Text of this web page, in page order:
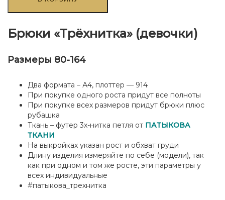
Брюки
(девочки)
Брюки «Трёхнитка» (девочки)
Размеры 80-164
Два формата – А4, плоттер — 914
При покупке одного роста придут все полноты
При покупке всех размеров придут брюки плюс
рубашка
Ткань – футер 3х-нитка петля от ПАТЫКОВА
ТКАНИ
На выкройках указан рост и обхват груди
Длину изделия измеряйте по себе (модели), так
как при одном и том же росте, эти параметры у
всех индивидуальные
#патыкова_трехнитка